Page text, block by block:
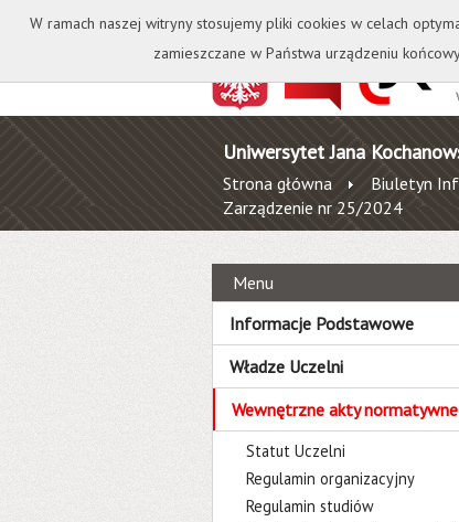
Kontakt
Uniwersytet Jana
Strona główna Biuletyn
Zarządzenie nr 25/2024
Menu
Informacje Podstawowe
Władze Uczelni
Wewnętrzne akty normatywne
Statut Uczelni
Regulamin organizacyjny
Regulamin studiów
W ramach naszej witryny stosujemy pliki cookies w celach
zamieszczane w Państwa urządzeniu